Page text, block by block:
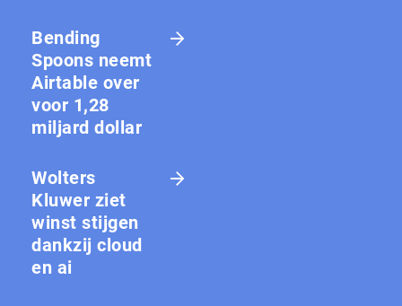
Bending
Spoons neemt
Airtable over
voor 1,28
miljard dollar
Wolters
Kluwer ziet
winst stijgen
dankzij cloud
en ai